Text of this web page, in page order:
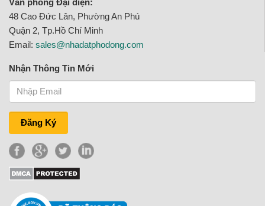
48 Cao Đức Lân, Phường An Phú
Quận 2, Tp.Hồ Chí Minh
Email: sales@nhadatphodong.com
Nhận Thông Tin Mới
Đăng Ký